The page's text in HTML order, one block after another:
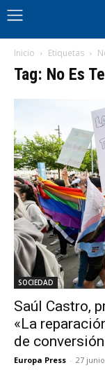
Inicio Etiquetas
Tag: No Es
SOCIEDAD
Saúl Castro,
«La
de
Europa Press - 27